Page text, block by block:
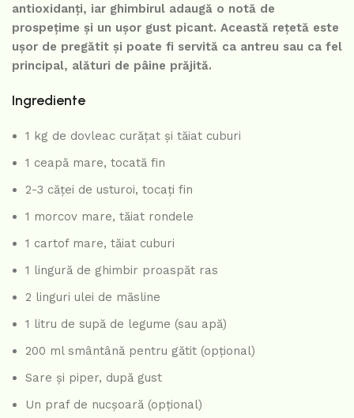
antioxidanți, iar ghimbirul adaugă o notă de
prospețime și un ușor gust picant. Această rețetă este
ușor de pregătit și poate fi servită ca antreu sau ca fel
principal, alături de pâine prăjită.
Ingrediente
1 kg de dovleac curățat și tăiat cuburi
1 ceapă mare, tocată fin
2-3 căței de usturoi, tocați fin
1 morcov mare, tăiat rondele
1 cartof mare, tăiat cuburi
1 lingură de ghimbir proaspăt ras
2 linguri ulei de măsline
1 litru de supă de legume (sau apă)
200 ml smântână pentru gătit (opțional)
Sare și piper, după gust
Un praf de nucșoară (opțional)